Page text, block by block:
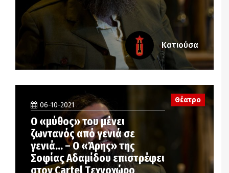
Κατιούσα
Θέατρο
06-10-2021
Ο «μύθος» του μένει
ζωντανός από γενιά σε
γενιά… – Ο «Άρης» της
Σοφίας Αδαμίδου επιστρέφει
στον Cartel Tεχνοχώρο